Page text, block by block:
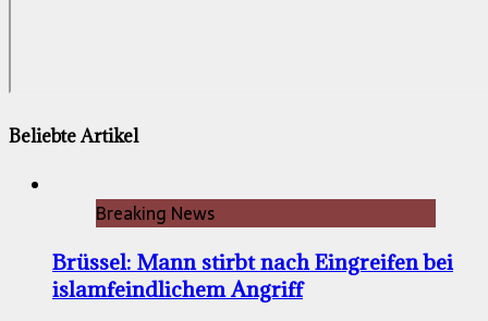
Beliebte Artikel
Breaking News
Brüssel: Mann stirbt nach Eingreifen bei
islamfeindlichem Angriff